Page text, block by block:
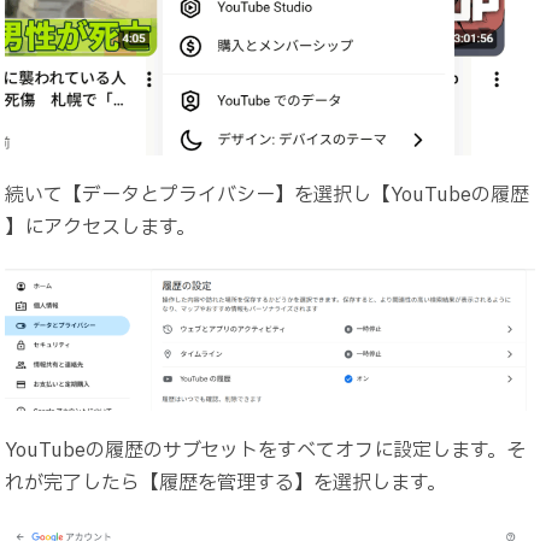
続いて【データとプライバシー】を選択し【YouTubeの履歴
】にアクセスします。
YouTubeの履歴のサブセットをすべてオフに設定します。そ
れが完了したら【履歴を管理する】を選択します。